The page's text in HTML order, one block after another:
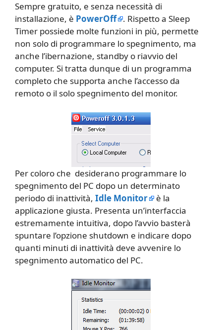
Sempre gratuito, e senza necessità di
installazione, è PowerOff
. Rispetto a Sleep
Timer possiede molte funzioni in più, permette
non solo di programmare lo spegnimento, ma
anche l’ibernazione, standby o riavvio del
computer. Si tratta dunque di un programma
completo che supporta anche l’accesso da
remoto o il solo spegnimento del monitor.
Per coloro che desiderano programmare lo
spegnimento del PC dopo un determinato
periodo di inattività, Idle Monitor
è la
applicazione giusta. Presenta un’interfaccia
estremamente intuitiva, dopo l’avvio basterà
spuntare l’opzione shutdown e indicare dopo
quanti minuti di inattività deve avvenire lo
spegnimento automatico del PC.